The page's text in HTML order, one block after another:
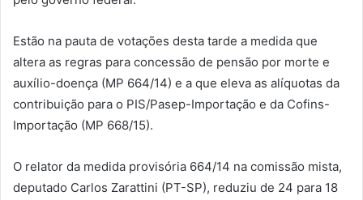
Estão na pauta de votações desta tarde a medida que
altera as regras para concessão de pensão por morte e
auxílio-doença (MP 664/14) e a que eleva as alíquotas da
contribuição para o PIS/Pasep-Importação e da Cofins-
Importação (MP 668/15).
O relator da medida provisória 664/14 na comissão mista,
deputado Carlos Zarattini (PT-SP), reduziu de 24 para 18